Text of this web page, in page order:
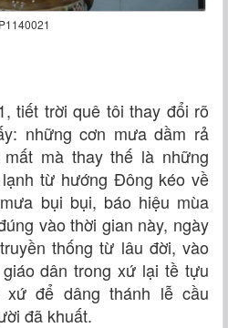
P1140021
tiết trời quê tôi thay đổi rõ
những cơn mưa dầm rả
mà thay thế là những
từ hướng Đông kéo về
bụi bụi, báo hiệu mùa
vào thời gian này, ngày
thống từ lâu đời, vào
dân trong xứ lại tề tựu
xứ để dâng thánh lễ cầu
đã khuất.